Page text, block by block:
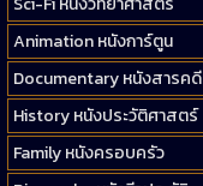
Animation หนังการ์ตูน
Documentary หนังสารคดี
History หนังประวัติศาสตร์
Family หนังครอบครัว